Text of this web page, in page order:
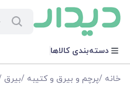
دسته‌بندی کالاها
خانه /پرچم و بیرق و کتیبه /بیرق